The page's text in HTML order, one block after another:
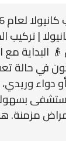
| تركيب
👴 البداية
في حالة
دواء
مزمنة.